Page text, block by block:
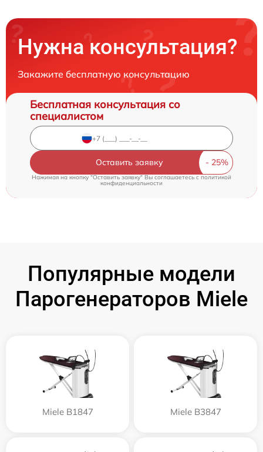
Нужна консультация?
Закажите бесплатную консультацию
Бесплатная консультация со
специалистом
Оставить заявку
Нажимая на кнопку "Оставить заявку" Вы соглашаетесь cполитикой
конфиденциальности
Популярные модели
Парогенераторов Miele
Miele B1847 Miele B3847